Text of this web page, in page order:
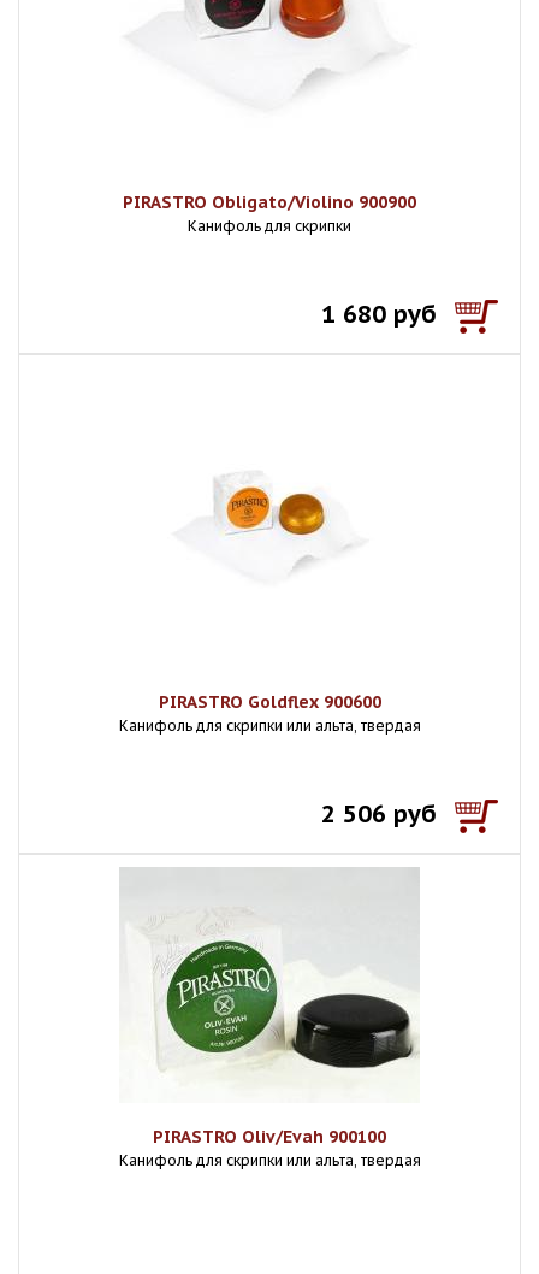
PIRASTRO Obligato/Violino 900900
Канифоль для скрипки
1 680 руб
PIRASTRO Goldflex 900600
Канифоль для скрипки или альта, твердая
2 506 руб
PIRASTRO Oliv/Evah 900100
Канифоль для скрипки или альта, твердая